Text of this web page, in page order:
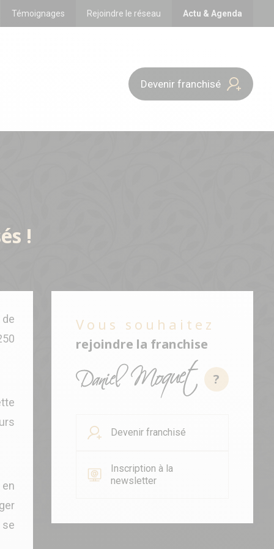
Témoignages Rejoindre le réseau Actu & Agenda
Devenir franchisé
!
Vous souhaitez
rejoindre la franchise
?
Devenir franchisé
Inscription à la
newsletter